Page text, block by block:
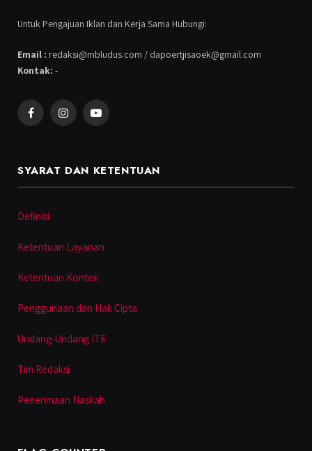
Untuk Pengajuan Iklan dan Kerja Sama Hubungi:
Email : redaksi@mbludus.com / dapoertjisaoek@gmail.com
Kontak: -
FacebookInstagramYouTube
SYARAT DAN KETENTUAN
Definisi
Ketentuan Layanan
Ketentuan Konten
Penggunaan dan Hak Cipta
Undang-Undang ITE
Tim Redaksi
Penerimaan Naskah